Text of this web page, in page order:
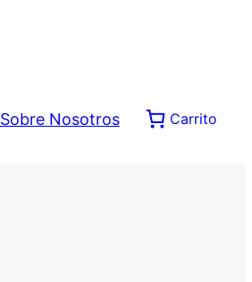
Sobre Nosotros Carrito